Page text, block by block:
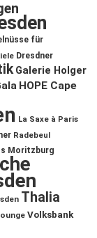
für
Dresdner
Galerie Holger
HOPE Cape
La Saxe à Paris
Radebeul
Moritzburg
Thalia
Volksbank